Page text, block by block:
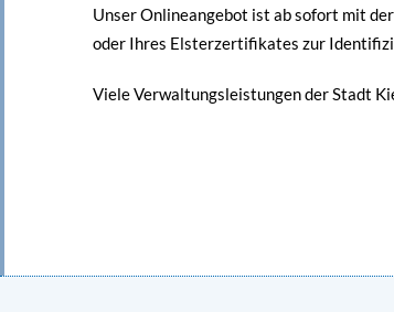
Unser Onlineangebot ist ab sofort mit der
oder Ihres Elsterzertifikates zur
Viele Verwaltungsleistungen der Stadt